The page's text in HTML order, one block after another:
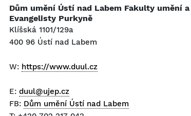
Dům umění Ústí nad Labem Fakulty umění
Evangelisty Purkyně
Klíšská 1101/129a
400 96 Ústí nad Labem
W: https://www.duul.cz
E: duul@ujep.cz
FB: Dům umění Ústí nad Labem